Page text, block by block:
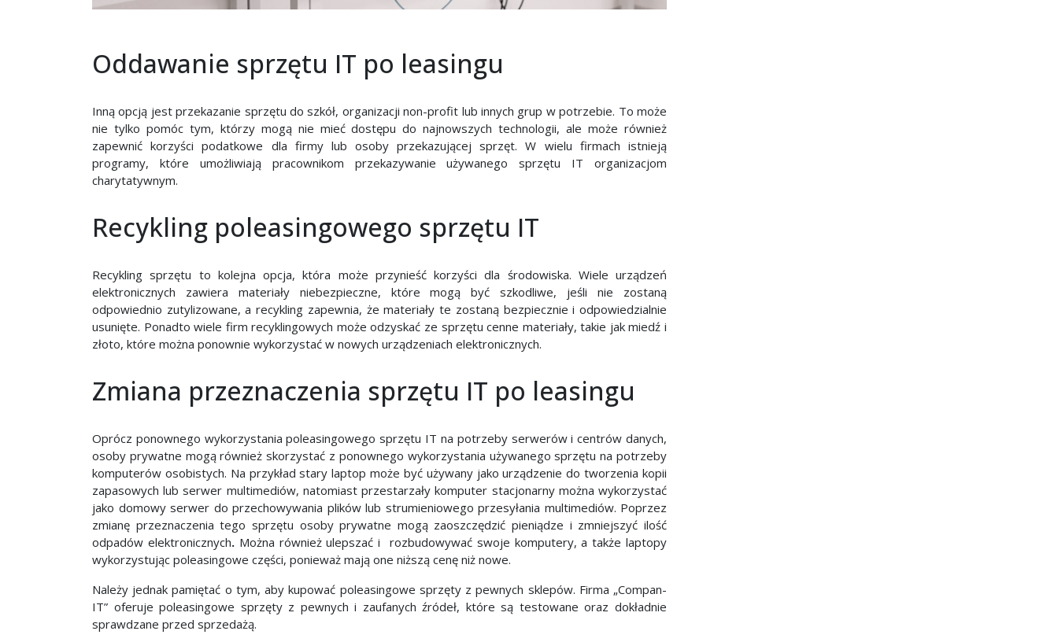
Oddawanie sprzętu IT po leasingu
Inną opcją jest przekazanie sprzętu do szkół, organizacji non-profit lub innych grup w potrzebie. To może
nie tylko pomóc tym, którzy mogą nie mieć dostępu do najnowszych technologii, ale może również
zapewnić korzyści podatkowe dla firmy lub osoby przekazującej sprzęt. W wielu firmach istnieją
programy, które umożliwiają pracownikom przekazywanie używanego sprzętu IT organizacjom
charytatywnym.
Recykling poleasingowego sprzętu IT
Recykling sprzętu to kolejna opcja, która może przynieść korzyści dla środowiska. Wiele urządzeń
elektronicznych zawiera materiały niebezpieczne, które mogą być szkodliwe, jeśli nie zostaną
odpowiednio zutylizowane, a recykling zapewnia, że materiały te zostaną bezpiecznie i odpowiedzialnie
usunięte. Ponadto wiele firm recyklingowych może odzyskać ze sprzętu cenne materiały, takie jak miedź i
złoto, które można ponownie wykorzystać w nowych urządzeniach elektronicznych.
Zmiana przeznaczenia sprzętu IT po leasingu
Oprócz ponownego wykorzystania poleasingowego sprzętu IT na potrzeby serwerów i centrów danych,
osoby prywatne mogą również skorzystać z ponownego wykorzystania używanego sprzętu na potrzeby
komputerów osobistych. Na przykład stary laptop może być używany jako urządzenie do tworzenia kopii
zapasowych lub serwer multimediów, natomiast przestarzały komputer stacjonarny można wykorzystać
jako domowy serwer do przechowywania plików lub strumieniowego przesyłania multimediów. Poprzez
zmianę przeznaczenia tego sprzętu osoby prywatne mogą zaoszczędzić pieniądze i zmniejszyć ilość
odpadów elektronicznych.Można również ulepszać i rozbudowywać swoje komputery, a także laptopy
wykorzystując poleasingowe części, ponieważ mają one niższą cenę niż nowe.
Należy jednak pamiętać o tym, aby kupować poleasingowe sprzęty z pewnych sklepów. Firma „Compan-
IT” oferuje poleasingowe sprzęty z pewnych i zaufanych źródeł, które są testowane oraz dokładnie
sprawdzane przed sprzedażą.